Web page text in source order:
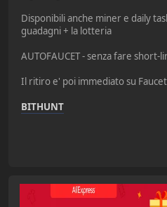
Disponibili anche miner e daily
guadagni + la lotteria
AUTOFAUCET - senza fare short-
Il ritiro e' poi immediato su
BITHUNT